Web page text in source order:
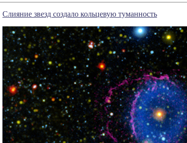
Слияние звезд создало кольцевую туманность